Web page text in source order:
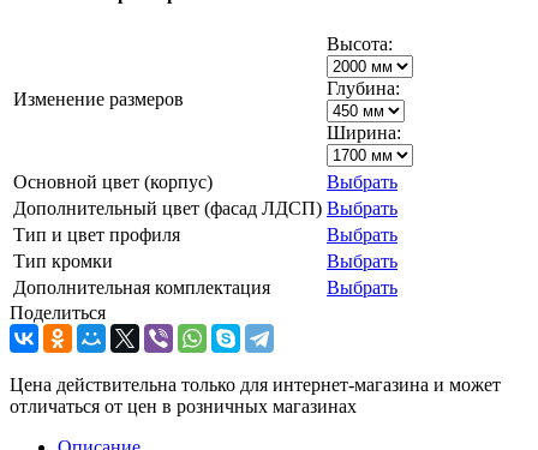
Изменение размеров
Высота:
Глубина:
Ширина:
Основной цвет (корпус)
Выбрать
Дополнительный цвет (фасад ЛДСП) Выбрать
Тип и цвет профиля
Выбрать
Тип кромки
Выбрать
Дополнительная комплектация
Выбрать
Поделиться
Цена действительна только для интернет-магазина и может
отличаться от цен в розничных магазинах